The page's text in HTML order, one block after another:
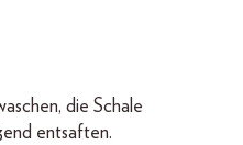
die Schale
entsaften.